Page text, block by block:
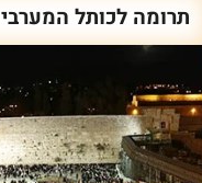
תרומה לכותל המערבי